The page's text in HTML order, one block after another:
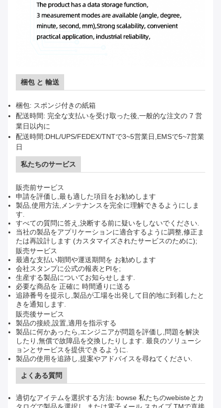
梱包 と 輸送
梱包: スポンジ付きの紙箱
配送時間: 完全な支払いを受け取った後,一般的な注文の 7 営
業日以内に
配送時間:DHL/UPS/FEDEX/TNTで3~5営業日,EMSで5~7営業
日
私たちのサービス
販売前サービス
申請を評価し,最も適した項目をお勧めします
製品,使用方法,メンテナンスを完全に理解できるようにしま
す.
すべての質問に答え,決断する前に疑いをしないでください.
当社の製品をアプリケーションに適合するように調整,修正ま
たは再設計します (カスタマイズされたサービスのために);
販売サービス
最適な支払い期間や運送期間を お勧めします
会社スタンプに公式の報表とPIを;
生産する製品についてお知らせします.
必要な商品を 正確に 時間通りに送る
追跡番号を提示し,製品が工場を出発して目的地に到着したと
きを通知します.
販売後サービス
製品の接続,設置,適用を指示する
製品に何かあったら,エンジニアが問題を評価し,問題を解決
したり,無償で故障品を交換したりします. 最良のソリューシ
ョンとサービスを提供できるように.
製品の使用を追跡し,提案やアドバイスを尋ねてください.
よくある質問
適切なアイテムを選択する方法: bowse 私たちのwebisteとカ